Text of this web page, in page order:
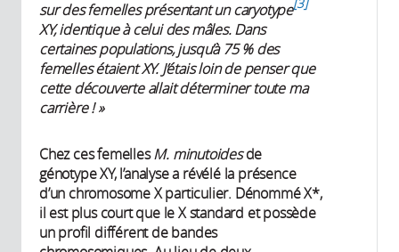
sur des femelles présentant un caryotype 3
XY, identique à celui des mâles. Dans
certaines populations, jusqu’à 75 % des
femelles étaient XY. J’étais loin de penser que
cette découverte allait déterminer toute ma
carrière ! »
Chez ces femellesM. minutoidesde
génotype XY, l’analyse a révélé la présence
d’un chromosome X particulier. Dénommé X*,
il est plus court que le X standard et possède
un profil différent de bandes